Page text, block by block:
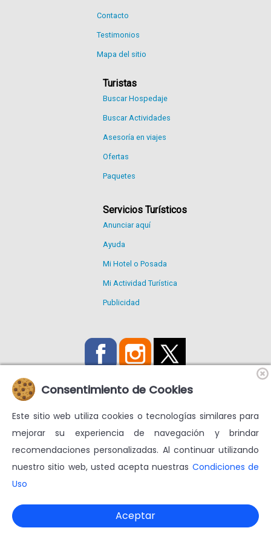
Contacto
Testimonios
Mapa del sitio
Turistas
Buscar Hospedaje
Buscar Actividades
Asesoría en viajes
Ofertas
Paquetes
Servicios Turísticos
Anunciar aquí
Ayuda
Mi Hotel o Posada
Mi Actividad Turística
Publicidad
Utilizamos Cookies propias y de terceros para mejorar nuestros
servicios y mostrarte publicidad relacionada con tus
preferencias.
Más información enCondiciones de uso
reservados. RIF J-30713331-7 $geoip $CodigoPagina
Powered by Globalwebtek.com
Consentimiento de Cookies
Este sitio web utiliza cookies o tecnologías similares para
mejorar su experiencia de navegación y brindar
recomendaciones personalizadas. Al continuar utilizando
nuestro sitio web, usted acepta nuestras Condiciones de
Uso
Aceptar